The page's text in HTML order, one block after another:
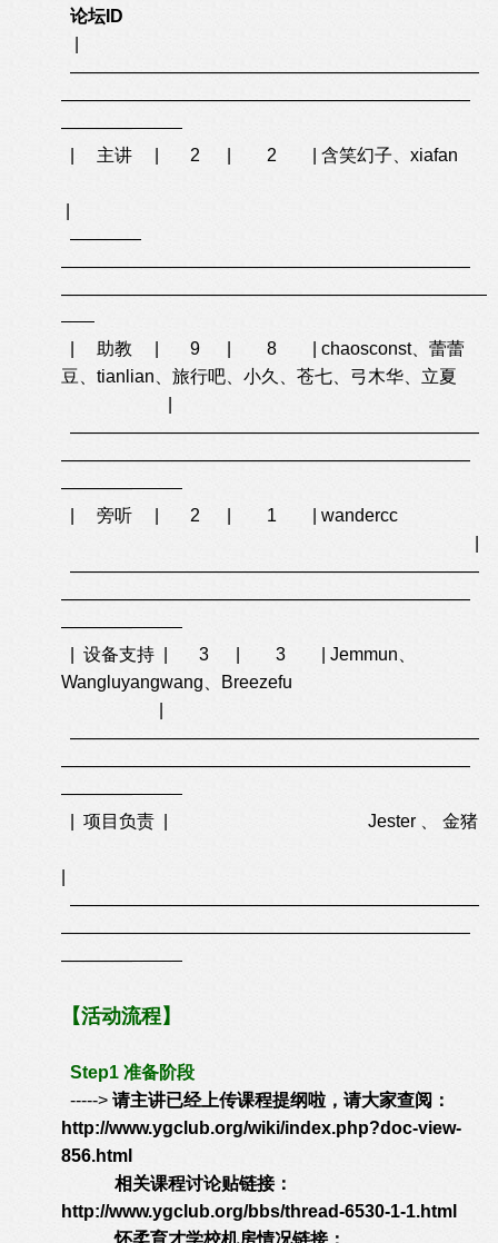
论坛ID
———————————————————————
———————————————————————
———————
| 主讲 | 2 | 2 | 含笑幻子、xiafan
————
———————————————————————
————————————————————————
——
| 助教 | 9 | 8 | chaosconst、蕾蕾
豆、tianlian、旅行吧、小久、苍七、弓木华、立夏
———————————————————————
———————————————————————
———————
| 旁听 | 2 | 1 | wandercc
———————————————————————
———————————————————————
———————
| 设备支持 | 3 | 3 | Jemmun、
Wangluyangwang、Breezefu
———————————————————————
———————————————————————
———————
| 项目负责 | Jester 、 金猪
———————————————————————
———————————————————————
———————
【活动流程】
Step1 准备阶段
-----> 请主讲已经上传课程提纲啦，请大家查阅：
http://www.ygclub.org/wiki/index.php?doc-view-
856.html
相关课程讨论贴链接：
http://www.ygclub.org/bbs/thread-6530-1-1.html
怀柔育才学校机房情况链接：